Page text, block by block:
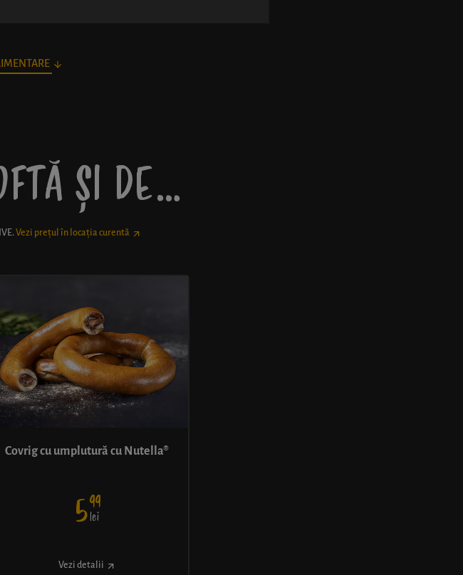
ȘI DE…
. Vezi prețul în locația curentă
Covrig cu umplutură cu Nutella®
599
lei
Vezi detalii